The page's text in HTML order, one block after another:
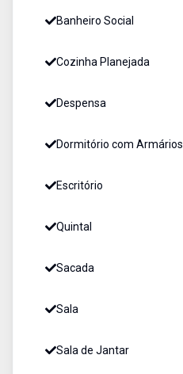
Banheiro Social
Cozinha Planejada
Despensa
Dormitório com Armários
Escritório
Quintal
Sacada
Sala
Sala de Jantar